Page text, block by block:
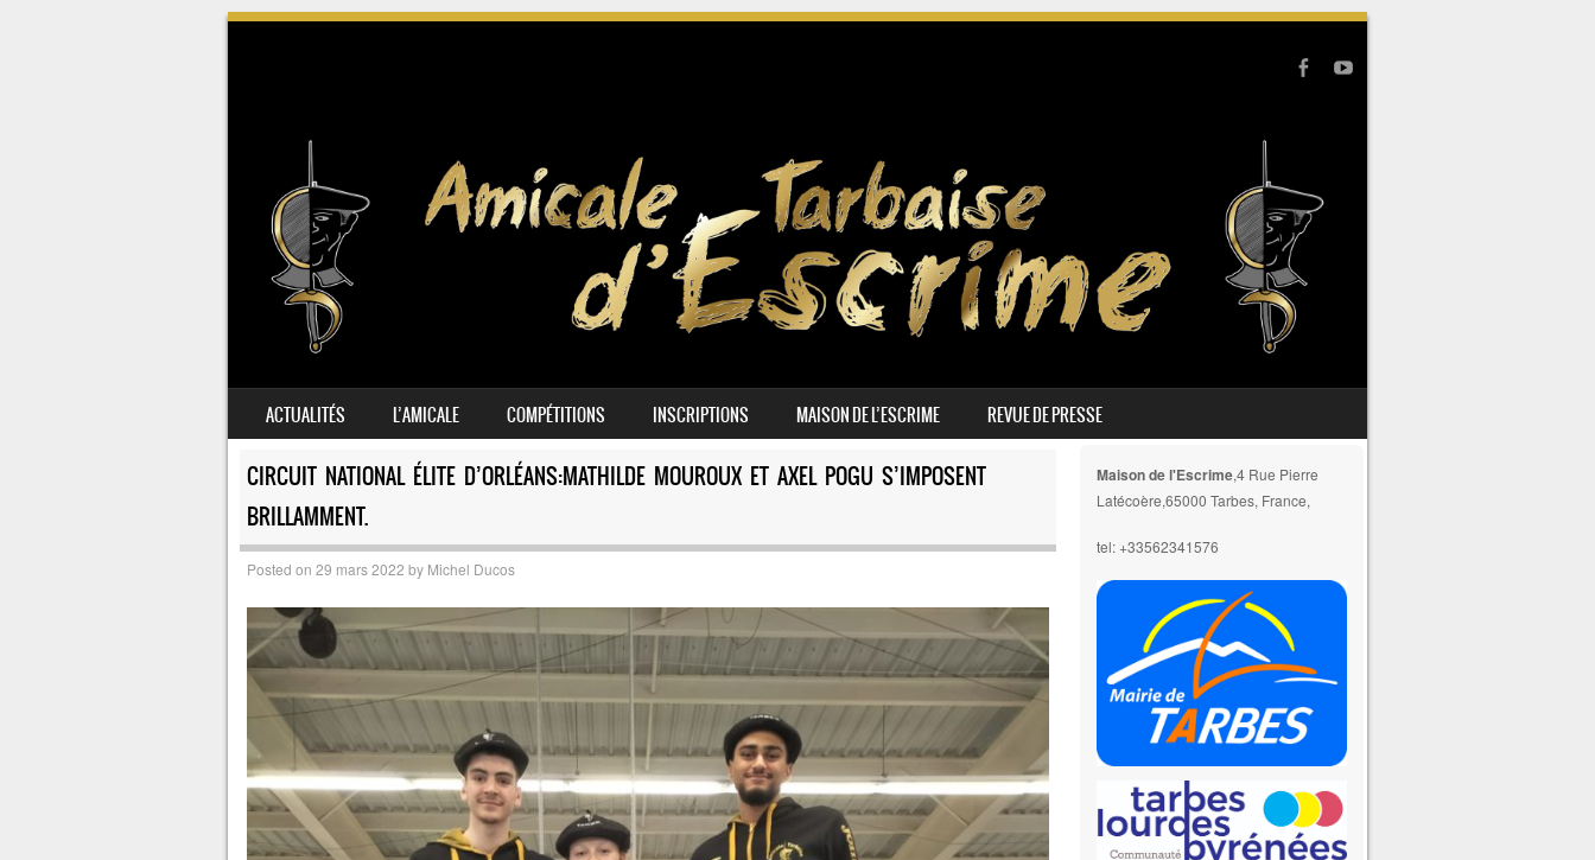
MENU
SKIP TO CONTENT
ACTUALITÉS L’AMICALE COMPÉTITIONS INSCRIPTIONS MAISON DE L’ESCRIME REVUE DE PRESSE
CIRCUIT NATIONAL ÉLITE D’ORLÉANS:MATHILDE MOUROUX ET AXEL POGU S’IMPOSENT
BRILLAMMENT.
Posted on 29 mars 2022 by Michel Ducos
Maison de l'Escrime,4 Rue Pierre
Latécoère,65000 Tarbes, France,
tel: +33562341576